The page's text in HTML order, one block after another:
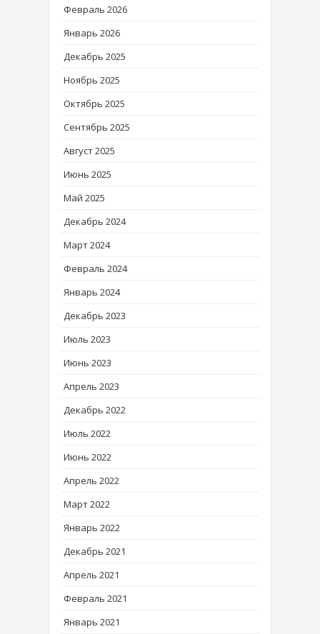
Февраль 2026
Январь 2026
Декабрь 2025
Ноябрь 2025
Октябрь 2025
Сентябрь 2025
Август 2025
Июнь 2025
Май 2025
Декабрь 2024
Март 2024
Февраль 2024
Январь 2024
Декабрь 2023
Июль 2023
Июнь 2023
Апрель 2023
Декабрь 2022
Июль 2022
Июнь 2022
Апрель 2022
Март 2022
Январь 2022
Декабрь 2021
Апрель 2021
Февраль 2021
Январь 2021